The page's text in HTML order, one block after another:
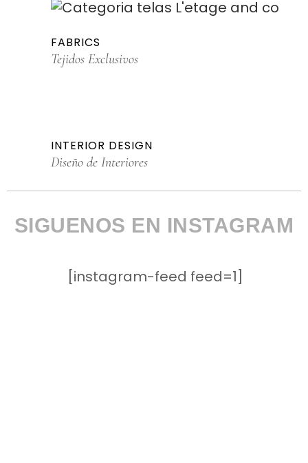
FABRICS
Tejidos Exclusivos
INTERIOR DESIGN
Diseño de Interiores
SIGUENOS EN INSTAGRAM
[instagram-feed feed=1]